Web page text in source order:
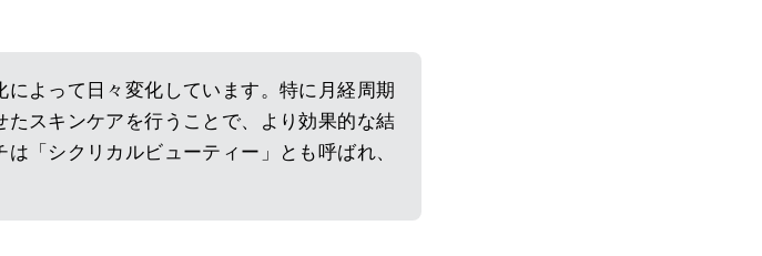
よって日々変化しています。特に月経周期
スキンケアを行うことで、より効果的な結
「シクリカルビューティー」とも呼ばれ、